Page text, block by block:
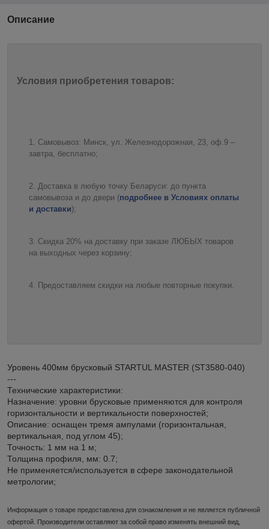
Описание
Условия приобретения товаров:
Самовывоз: Минск, ул. Железнодорожная, 23, оф.9 –
завтра, бесплатно;
Доставка в любую точку Беларуси: до пункта
самовывоза и до двери (подробнее в Условиях оплаты
и доставки);
Скидка 20% на доставку при заказе ЛЮБЫХ товаров
на выходных через корзину;
Предоставляем скидки на любые повторные покупки.
Уровень 400мм брусковый STARTUL MASTER (ST3580-040)
---
Технические характеристики:
Назначение: уровни брусковые применяются для контроля
горизонтальности и вертикальности поверхностей;
Описание: оснащен тремя ампулами (горизонтальная,
вертикальная, под углом 45);
Точность: 1 мм на 1 м;
Толщина профиля, мм: 0.7;
Не применяется/используется в сфере законодательной
метрологии;
Информация о товаре предоставлена для ознакомления и не является публичной
офертой. Производители оставляют за собой право изменять внешний вид,